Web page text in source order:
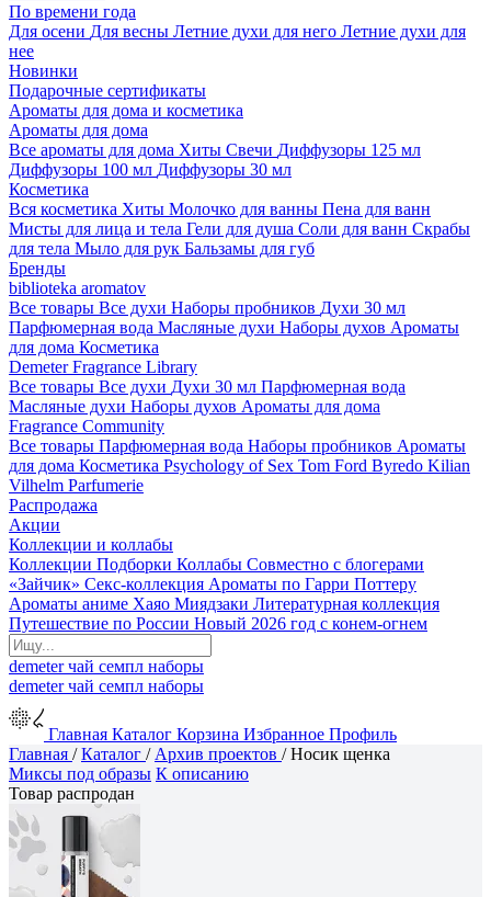
По времени года
Для осени Для весны Летние духи для него Летние духи для
нее
Новинки
Подарочные сертификаты
Ароматы для дома и косметика
Ароматы для дома
Все ароматы для дома Хиты Свечи Диффузоры 125 мл
Диффузоры 100 мл Диффузоры 30 мл
Косметика
Вся косметика Хиты Молочко для ванны Пена для ванн
Мисты для лица и тела Гели для душа Соли для ванн Скрабы
для тела Мыло для рук Бальзамы для губ
Бренды
biblioteka aromatov
Все товары Все духи Наборы пробников Духи 30 мл
Парфюмерная вода Масляные духи Наборы духов Ароматы
для дома Косметика
Demeter Fragrance Library
Все товары Все духи Духи 30 мл Парфюмерная вода
Масляные духи Наборы духов Ароматы для дома
Fragrance Community
Все товары Парфюмерная вода Наборы пробников Ароматы
для дома Косметика Psychology of Sex Tom Ford Byredo Kilian
Vilhelm Parfumerie
Распродажа
Акции
Коллекции и коллабы
Коллекции Подборки Коллабы Совместно с блогерами
«Зайчик» Секс-коллекция Ароматы по Гарри Поттеру
Ароматы аниме Хаяо Миядзаки Литературная коллекция
Путешествие по России Новый 2026 год с конем-огнем
demeterчай семпл наборы
demeterчай семпл наборы
Главная Каталог Корзина Избранное Профиль
Главная /Каталог / Архив проектов /Носик щенка
Миксы под образы К описанию
Товар распродан